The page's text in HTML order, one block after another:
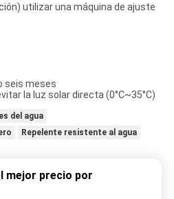
utilizar una máquina de ajuste
seis meses
la luz solar directa (0°C~35°C)
del agua
Repelente resistente al agua
mejor precio por